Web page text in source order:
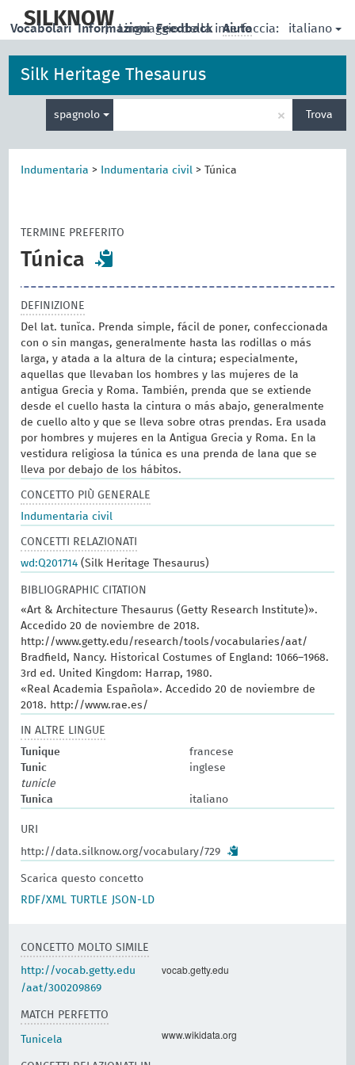
main
SILKNOW
| Linguaggio della interfaccia: italiano
Vocabolari Informazioni Feedback Aiuto
Silk Heritage Thesaurus
spagnolo
per
la
× Trova
Indumentaria > Indumentaria civil > Túnica
TERMINE PREFERITO
Túnica
DEFINIZIONE
Del lat. tunĭca. Prenda simple, fácil de poner, confeccionada
con o sin mangas, generalmente hasta las rodillas o más
larga, y atada a la altura de la cintura; especialmente,
aquellas que llevaban los hombres y las mujeres de la
antigua Grecia y Roma. También, prenda que se extiende
desde el cuello hasta la cintura o más abajo, generalmente
de cuello alto y que se lleva sobre otras prendas. Era usada
por hombres y mujeres en la Antigua Grecia y Roma. En la
vestidura religiosa la túnica es una prenda de lana que se
lleva por debajo de los hábitos.
CONCETTO PIÙ GENERALE
Indumentaria civil
CONCETTI RELAZIONATI
wd:Q201714 (Silk Heritage Thesaurus)
BIBLIOGRAPHIC CITATION
«Art & Architecture Thesaurus (Getty Research Institute)».
Accedido 20 de noviembre de 2018.
http://www.getty.edu/research/tools/vocabularies/aat/
Bradfield, Nancy. Historical Costumes of England: 1066–1968.
3rd ed. United Kingdom: Harrap, 1980.
«Real Academia Española». Accedido 20 de noviembre de
2018. http://www.rae.es/
IN ALTRE LINGUE
Tunique
francese
Tunic
inglese
tunicle
Tunica
italiano
URI
http://data.silknow.org/vocabulary/729
Scarica questo concetto
RDF/XML
TURTLE JSON-LD
CONCETTO MOLTO SIMILE
http://vocab.getty.edu
/aat/300209869
vocab.getty.edu
MATCH PERFETTO
Tunicela www.wikidata.org